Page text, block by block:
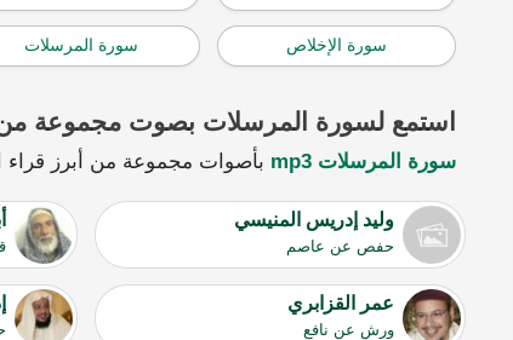
سورة الإخلاص سورة المرسلات
استمع لسورة المرسلات بصوت مجموعة من
سورة المرسلات mp3 بأصوات مجموعة من أبرز قراء
وليد إدريس المنيسي
حفص عن عاصم
عمر القزابري
ورش عن نافع